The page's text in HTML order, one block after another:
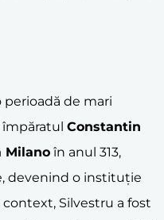
perioadă de mari
Constantin
Milano în anul 313,
devenind o instituție
Silvestru a fost